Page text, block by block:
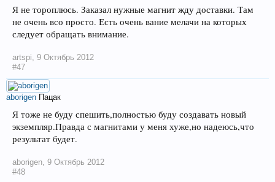
Я не тороплюсь. Заказал нужные магнит жду доставки. Там
не очень всо просто. Есть очень вание мелачи на которых
следует обращать внимание.
artspi, 9 Октябрь 2012
#47
aborigen Пацак
Я тоже не буду спешить,полностью буду создавать новый
экземпляр.Правда с магнитами у меня хуже,но надеюсь,что
результат будет.
aborigen, 9 Октябрь 2012
#48